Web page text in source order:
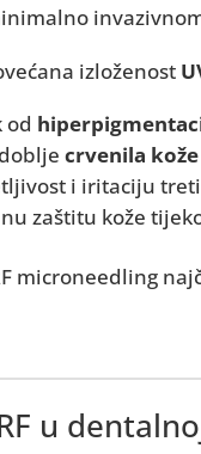
izloženost
od
crvenila kože
i iritaciju
zaštitu kože
microneedling
u